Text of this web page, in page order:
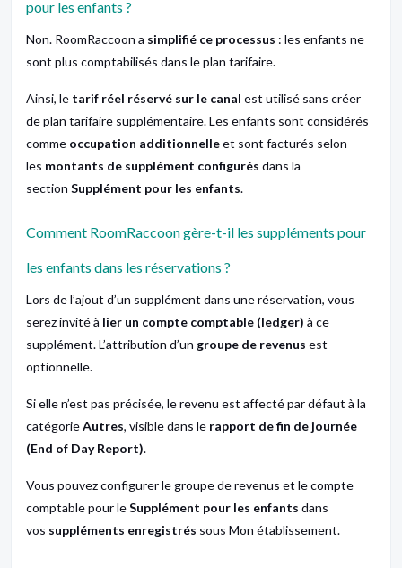
pour les enfants ?
Non. RoomRaccoon a simplifié ce processus : les enfants ne
sont plus comptabilisés dans le plan tarifaire.
Ainsi, le tarif réel réservé sur le canal est utilisé sans créer
de plan tarifaire supplémentaire. Les enfants sont considérés
comme occupation additionnelleet sont facturés selon
les montants de supplément configurés dans la
section Supplément pour les enfants.
Comment RoomRaccoon gère-t-il les suppléments pour
les enfants dans les réservations ?
Lors de l’ajout d’un supplément dans une réservation, vous
serez invité à lier un compte comptable (ledger) à ce
supplément. L’attribution d’un groupe de revenus est
optionnelle.
Si elle n’est pas précisée, le revenu est affecté par défaut à la
catégorieAutres, visible dans le rapport de fin de journée
(End of Day Report).
Vous pouvez configurer le groupe de revenus et le compte
comptable pour leSupplément pour les enfants dans
vos suppléments enregistrés sous Mon établissement.